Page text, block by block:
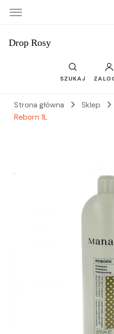
Drop Rosy
SZUKAJ
Strona główna Sklep
Reborn 1L